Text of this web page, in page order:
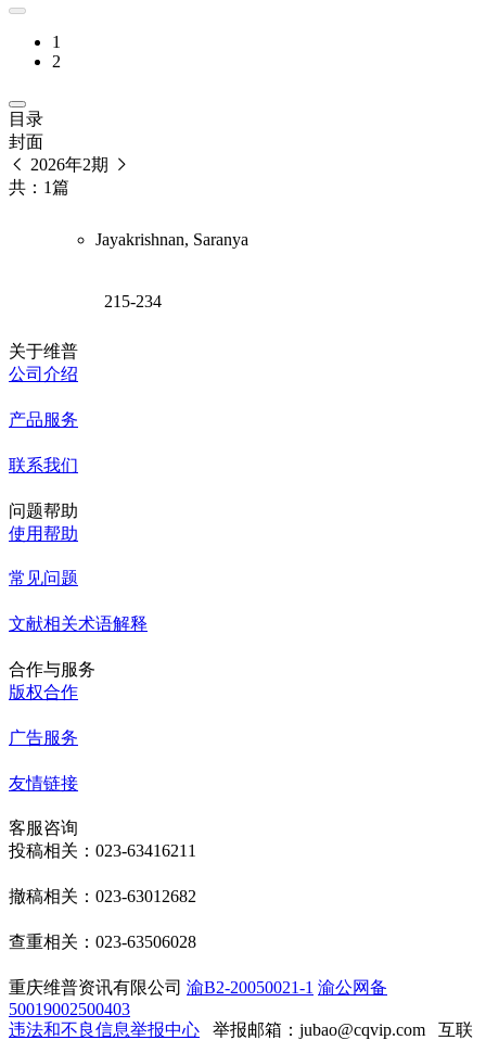
1
2
目录
封面
2026年2期
共：1篇
Jayakrishnan, Saranya
215-234
关于维普
公司介绍
产品服务
联系我们
问题帮助
使用帮助
常见问题
文献相关术语解释
合作与服务
版权合作
广告服务
友情链接
客服咨询
投稿相关：023-63416211
撤稿相关：023-63012682
查重相关：023-63506028
重庆维普资讯有限公司 渝B2-20050021-1 渝公网备
50019002500403
违法和不良信息举报中心 举报邮箱：jubao@cqvip.com 互联